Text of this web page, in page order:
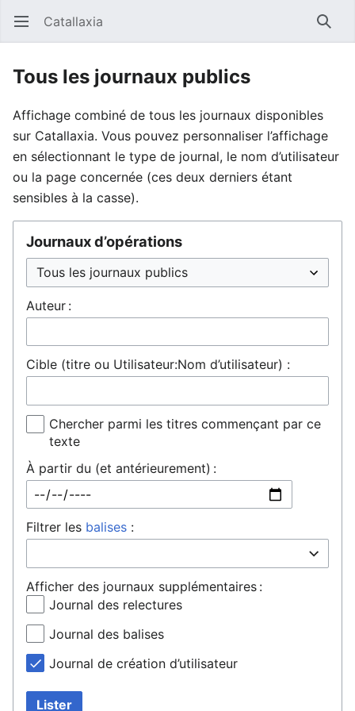
Ouvrir le menu principal Catallaxia
Tous les journaux publics
Affichage combiné de tous les journaux disponibles
sur Catallaxia. Vous pouvez personnaliser l’affichage
en sélectionnant le type de journal, le nom d’utilisateur
ou la page concernée (ces deux derniers étant
sensibles à la casse).
Journaux d’opérations
Auteur :
Cible (titre ou Utilisateur:Nom d’utilisateur) :
Chercher parmi les titres commençant par ce
texte
À partir du (et antérieurement) :
Filtrer les balises :
Afficher des journaux supplémentaires :
Journal des relectures
Journal des balises
Journal de création d’utilisateur
Lister